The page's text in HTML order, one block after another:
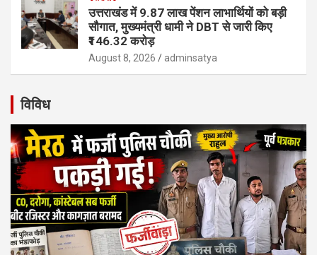
उत्तराखंड में 9.87 लाख पेंशन लाभार्थियों को बड़ी
सौगात, मुख्यमंत्री धामी ने DBT से जारी किए
₹146.32 करोड़
August 8, 2026 adminsatya
विविध